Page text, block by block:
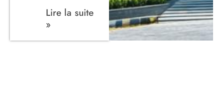
Lire la suite
»